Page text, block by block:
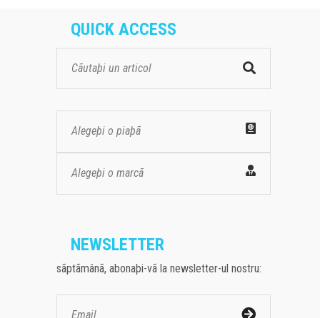
QUICK ACCESS
Alegeþi o piaþã
Alegeþi o marcã
NEWSLETTER
sãptãmânã, abonaþi-vã la newsletter-ul nostru: